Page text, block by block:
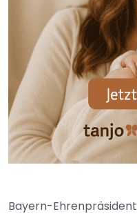
Bayern-